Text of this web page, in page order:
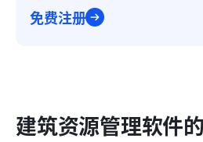
免费注册
建筑资源管理软件